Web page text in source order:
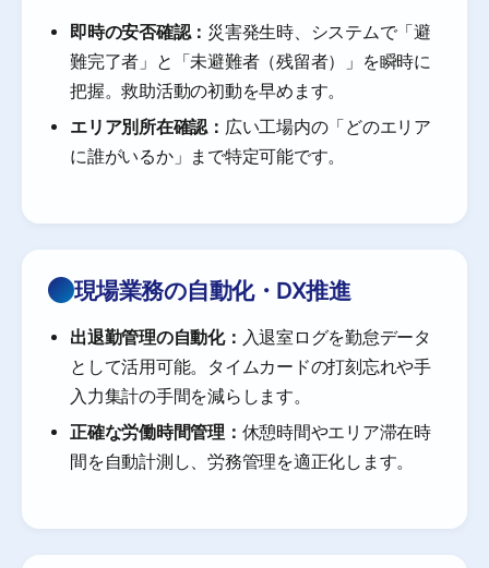
即時の安否確認： 災害発生時、システムで「避
難完了者」と「未避難者（残留者）」を瞬時に
把握。救助活動の初動を早めます。
エリア別所在確認： 広い工場内の「どのエリア
に誰がいるか」まで特定可能です。
現場業務の自動化・DX推進
出退勤管理の自動化： 入退室ログを勤怠データ
として活用可能。タイムカードの打刻忘れや手
入力集計の手間を減らします。
正確な労働時間管理： 休憩時間やエリア滞在時
間を自動計測し、労務管理を適正化します。